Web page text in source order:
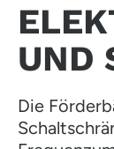
UND
Die